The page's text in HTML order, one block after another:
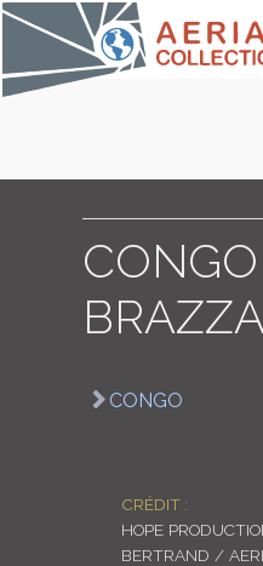
CONGO
CONGO
CRÉDIT :
HOPE
BERTRAND /